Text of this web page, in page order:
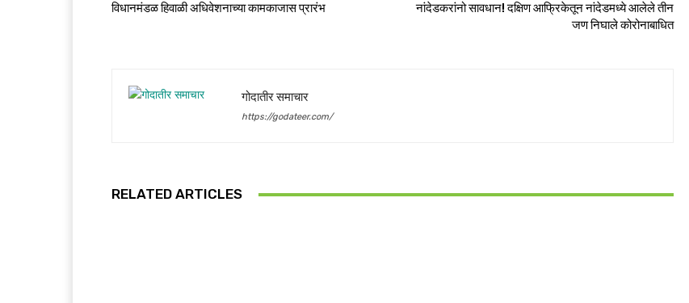
विधानमंडळ हिवाळी अधिवेशनाच्या कामकाजास प्रारंभ
नांदेडकरांनो सावधान! दक्षिण आफ्रिकेतून नांदेडमध्ये आलेले तीन
जण निघाले कोरोनाबाधित
गोदातीर समाचार
https://godateer.com/
RELATED ARTICLES